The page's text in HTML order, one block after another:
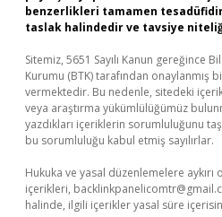
benzerlikleri tamamen
taslak halindedir ve tavsiye
Sitemiz, 5651 Sayılı Kanun gereğince
Kurumu (BTK) tarafından onaylanmış
vermektedir. Bu nedenle, sitedeki
veya araştırma yükümlülüğümüz
yazdıkları içeriklerin sorumluluğunu
bu sorumluluğu kabul etmiş sayılırlar.
Hukuka ve yasal düzenlemelere
içerikleri,
halinde, ilgili içerikler yasal süre